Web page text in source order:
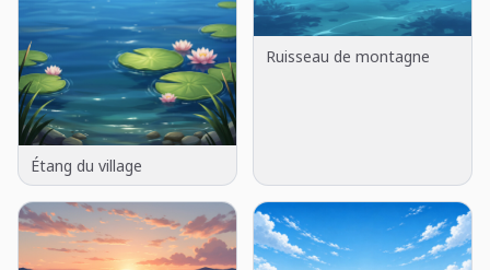
Étang du village
Ruisseau de montagne